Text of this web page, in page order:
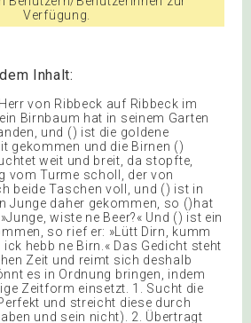
Verfügung.
Inhalt:
von Ribbeck auf Ribbeck im
Birnbaum hat in seinem Garten
und () ist die goldene
gekommen und die Birnen ()
weit und breit, da stopfte,
vom Turme scholl, der von
beide Taschen voll, und () ist in
Junge daher gekommen, so ()hat
wiste ne Beer?« Und () ist ein
so rief er: »Lütt Dirn, kumm
hebb ne Birn.« Das Gedicht steht
Zeit und reimt sich deshalb
es in Ordnung bringen, indem
Zeitform einsetzt. 1. Sucht die
und streicht diese durch
und sein nicht). 2. Übertragt